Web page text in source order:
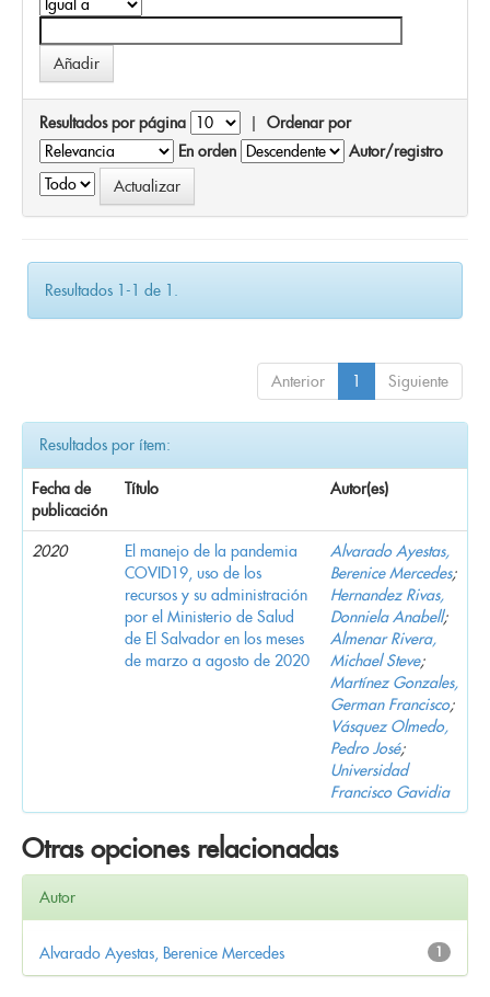
Resultados por página | Ordenar por
En orden
Autor/registro
Resultados 1-1 de 1.
Anterior 1 Siguiente
Resultados por ítem:
Fecha de
publicación
Título Autor(es)
2020
El manejo de la pandemia
COVID19, uso de los
recursos y su administración
por el Ministerio de Salud
de El Salvador en los meses
de marzo a agosto de 2020
Alvarado Ayestas,
Berenice Mercedes;
Hernandez Rivas,
Donniela Anabell;
Almenar Rivera,
Michael Steve;
Martínez Gonzales,
German Francisco;
Vásquez Olmedo,
Pedro José;
Universidad
Francisco Gavidia
Otras opciones relacionadas
Autor
1
Alvarado Ayestas, Berenice Mercedes